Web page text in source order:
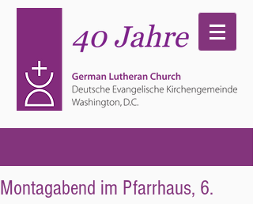
Montagabend im Pfarrhaus, 6.